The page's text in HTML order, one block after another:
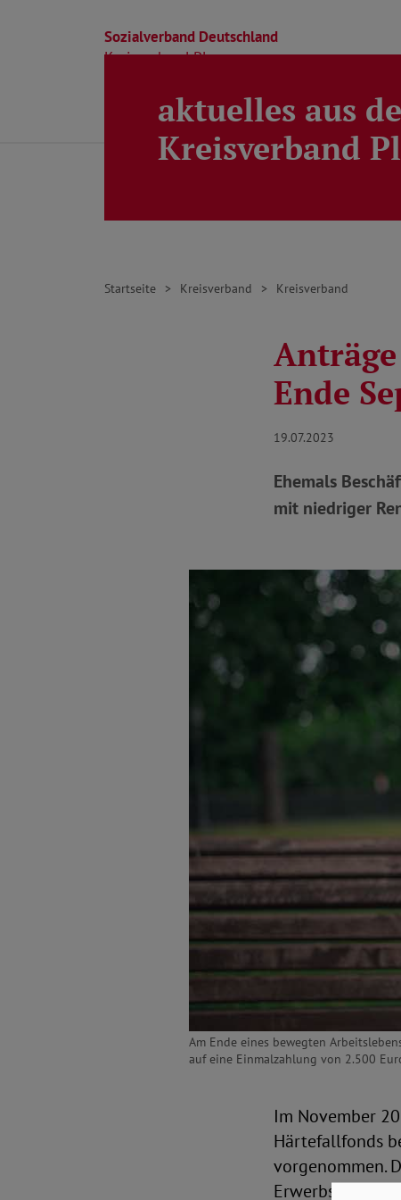
Sozialverband Deutschland
Kreisverband Ploen
Direkt zu den Inhalten springen
Beratung Ortsverbände Kreisverband
aktuelles aus
Kreisverband
Startseite Kreisverband Kreisverband
Ende
19.07.2023
Ehemals
mit niedriger
Am Ende eines bewegten
auf eine Einmalzahlung von 2.500
Im November
Härtefallfonds
vorgenommen.